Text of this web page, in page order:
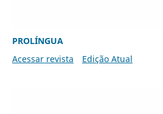
PROLÍNGUA
Acessar revista
Edição Atual